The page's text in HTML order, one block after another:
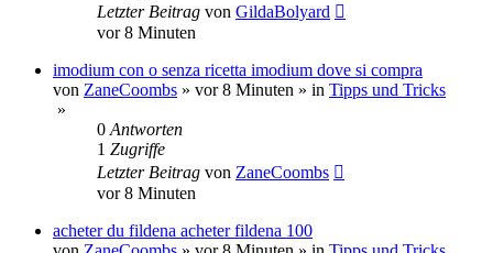
Letzter Beitrag von GildaBolyard
vor 8 Minuten
imodium con o senza ricetta imodium dove si compra
von ZaneCoombs » vor 8 Minuten » in Tipps und Tricks
»
0 Antworten
1 Zugriffe
Letzter Beitrag von ZaneCoombs
vor 8 Minuten
acheter du fildena acheter fildena 100